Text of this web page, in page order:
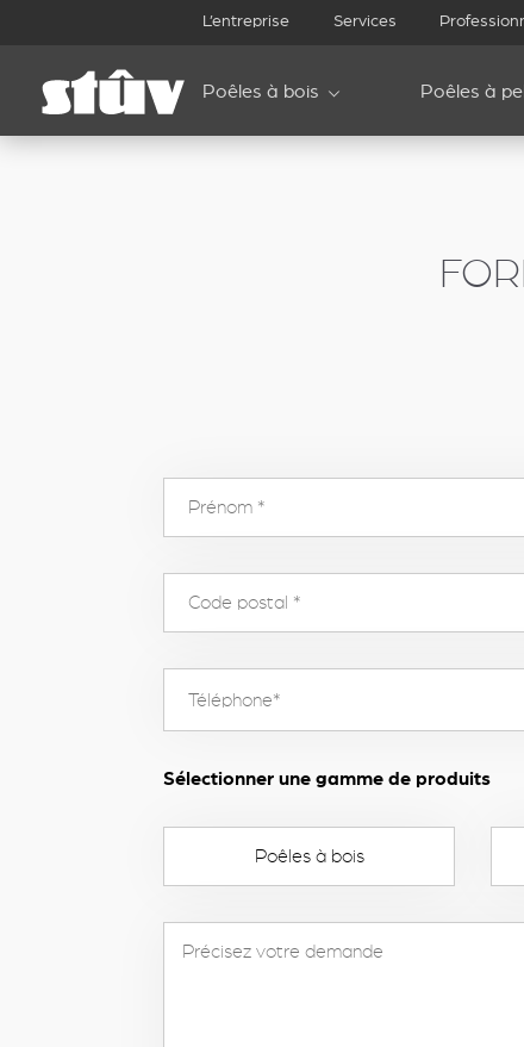
L’entreprise Services
Poêles à bois Poêles à
Sélectionner une gamme de produits
Poêles à bois